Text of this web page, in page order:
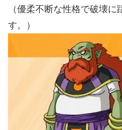
（優柔不断な性格で破壊
す。）